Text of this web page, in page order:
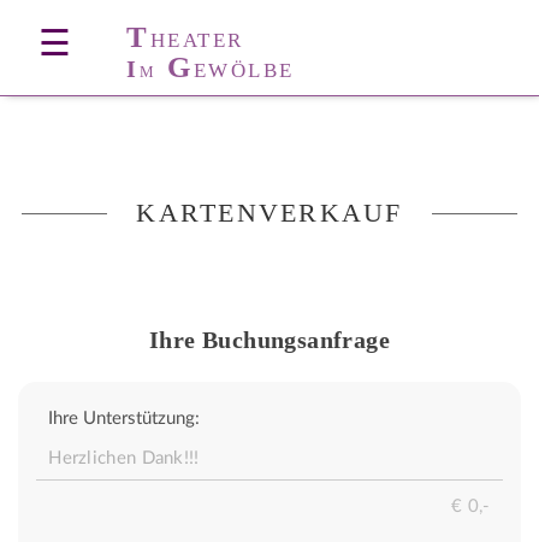
☰ THEATER
I M GEWÖLBE
KARTENVERKAUF
Ihre Buchungsanfrage
Ihre Unterstützung: